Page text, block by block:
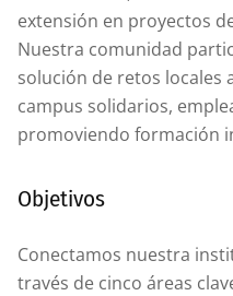
extensión en proyectos
Nuestra comunidad
solución de retos locales
campus solidarios,
promoviendo formación
Objetivos
Conectamos nuestra
través de cinco áreas